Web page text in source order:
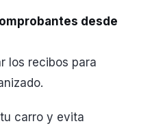
desde
los recibos para
carro y evita